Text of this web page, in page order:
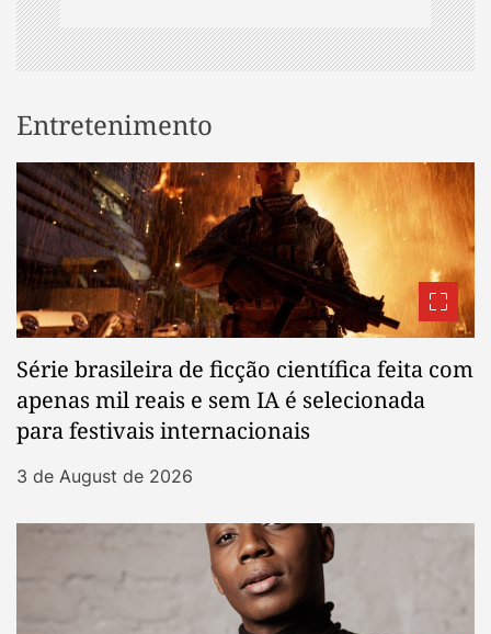
Entretenimento
Série brasileira de ficção científica feita com
apenas mil reais e sem IA é selecionada
para festivais internacionais
3 de August de 2026